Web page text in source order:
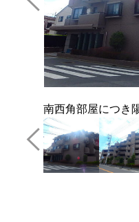
南西角部屋につき